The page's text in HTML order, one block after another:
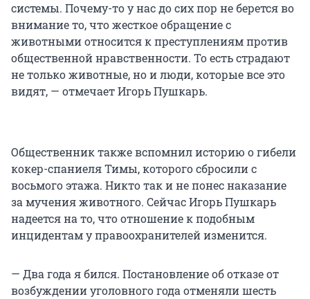
системы. Почему-то у нас до сих пор не берется во
внимание то, что жесткое обращение с
животными относится к преступлениям против
общественной нравственности. То есть страдают
не только животные, но и люди, которые все это
видят, — отмечает Игорь Пушкарь.
Общественник также вспомнил историю о гибели
кокер-спаниеля Тимы, которого сбросили с
восьмого этажа. Никто так и не понес наказание
за мучения животного. Сейчас Игорь Пушкарь
надеется на то, что отношение к подобным
инцидентам у правоохранителей изменится.
— Два года я бился. Постановление об отказе от
возбуждении уголовного года отменяли шесть